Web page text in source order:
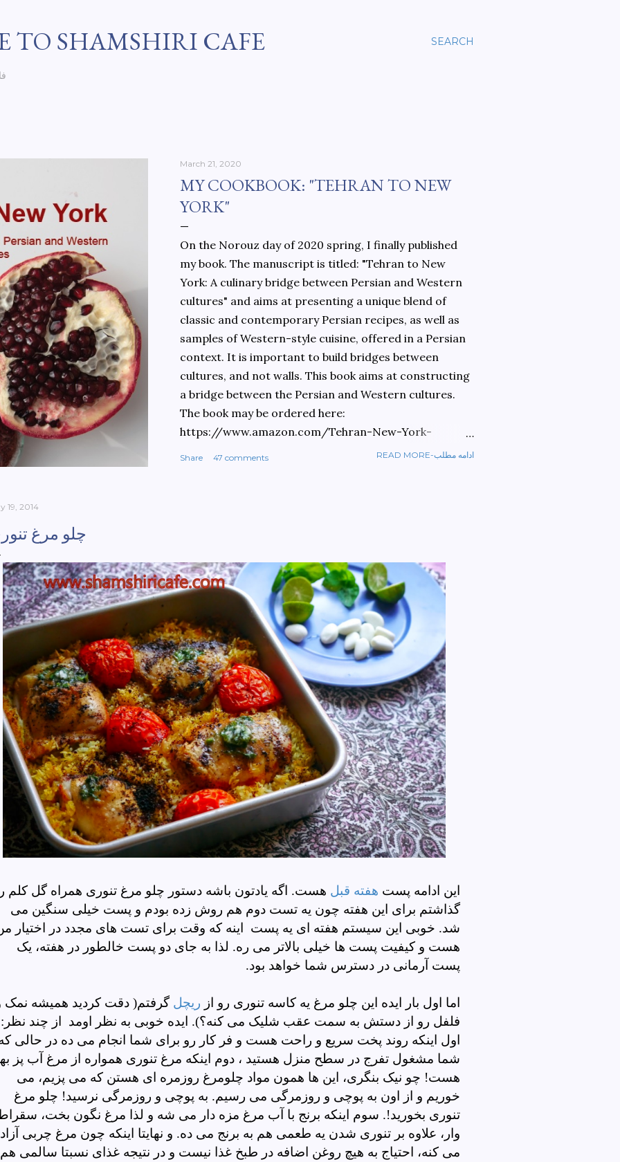
SEARCH
TO SHAMSHIRI CAFE
March 21, 2020
MY COOKBOOK: "TEHRAN TO NEW
YORK"
On the Norouz day of 2020 spring, I finally published
my book. The manuscript is titled: "Tehran to New
York: A culinary bridge between Persian and Western
cultures" and aims at presenting a unique blend of
classic and contemporary Persian recipes, as well as
samples of Western-style cuisine, offered in a Persian
context. It is important to build bridges between
cultures, and not walls. This book aims at constructing
a bridge between the Persian and Western cultures.
The book may be ordered here:
https://www.amazon.com/Tehran-New-York-
Share 47 comments READ MORE-ادامه مطلب
19, 2014
چلو مرغ
این ادامه پست هفته قبل هست. اگه یادتون باشه دستور چلو مرغ تنوری همراه گل کلم
گذاشتم برای این هفته چون یه تست دوم هم روش زده بودم و پست خیلی سنگین می
شد. خوبی این سیستم هفته ای یه پست اینه که وقت برای تست های مجدد در اختیار
هست و کیفیت پست ها خیلی بالاتر می ره. لذا به جای دو پست خالطور در هفته، یک
پست آرمانی در دسترس شما خواهد بود.
اما اول بار ایده این چلو مرغ یه کاسه تنوری رو از ریچل گرفتم( دقت کردید همیشه نمک
فلفل رو از دستش به سمت عقب شلیک می کنه؟). ایده خوبی به نظر اومد از چند نظر:
اول اینکه روند پخت سریع و راحت هست و فر کار رو برای شما انجام می ده در حالی
شما مشغول تفرج در سطح منزل هستید ، دوم اینکه مرغ تنوری همواره از مرغ آب پز
هست! چو نیک بنگری، این ها همون مواد چلومرغ روزمره ای هستن که می پزیم، می
خوریم و از اون به پوچی و روزمرگی می رسیم. به پوچی و روزمرگی نرسید! چلو مرغ
تنوری بخورید!. سوم اینکه برنج با آب مرغ مزه دار می شه و لذا مرغ نگون بخت،
وار، علاوه بر تنوری شدن یه طعمی هم به برنج می ده. و نهایتا اینکه چون مرغ چربی آزاد
می کنه، احتیاج به هیچ روغن اضافه در طبخ غذا نیست و در نتیجه غذای نسبتا سالمی هم